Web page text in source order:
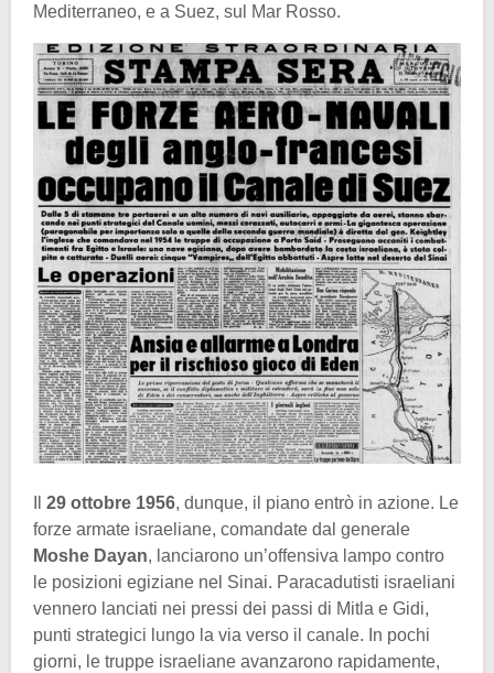
Mediterraneo, e a Suez, sul Mar Rosso.
29 ottobre 1956, dunque, il piano entrò in azione. Le
forze armate israeliane, comandate dal generale
Moshe Dayan, lanciarono un’offensiva lampo contro
le posizioni egiziane nel Sinai. Paracadutisti israeliani
vennero lanciati nei pressi dei passi di Mitla e Gidi,
punti strategici lungo la via verso il canale. In pochi
giorni, le truppe israeliane avanzarono rapidamente,